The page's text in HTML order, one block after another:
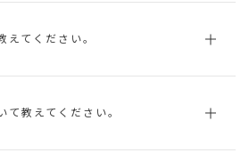
てください。
教えてください。